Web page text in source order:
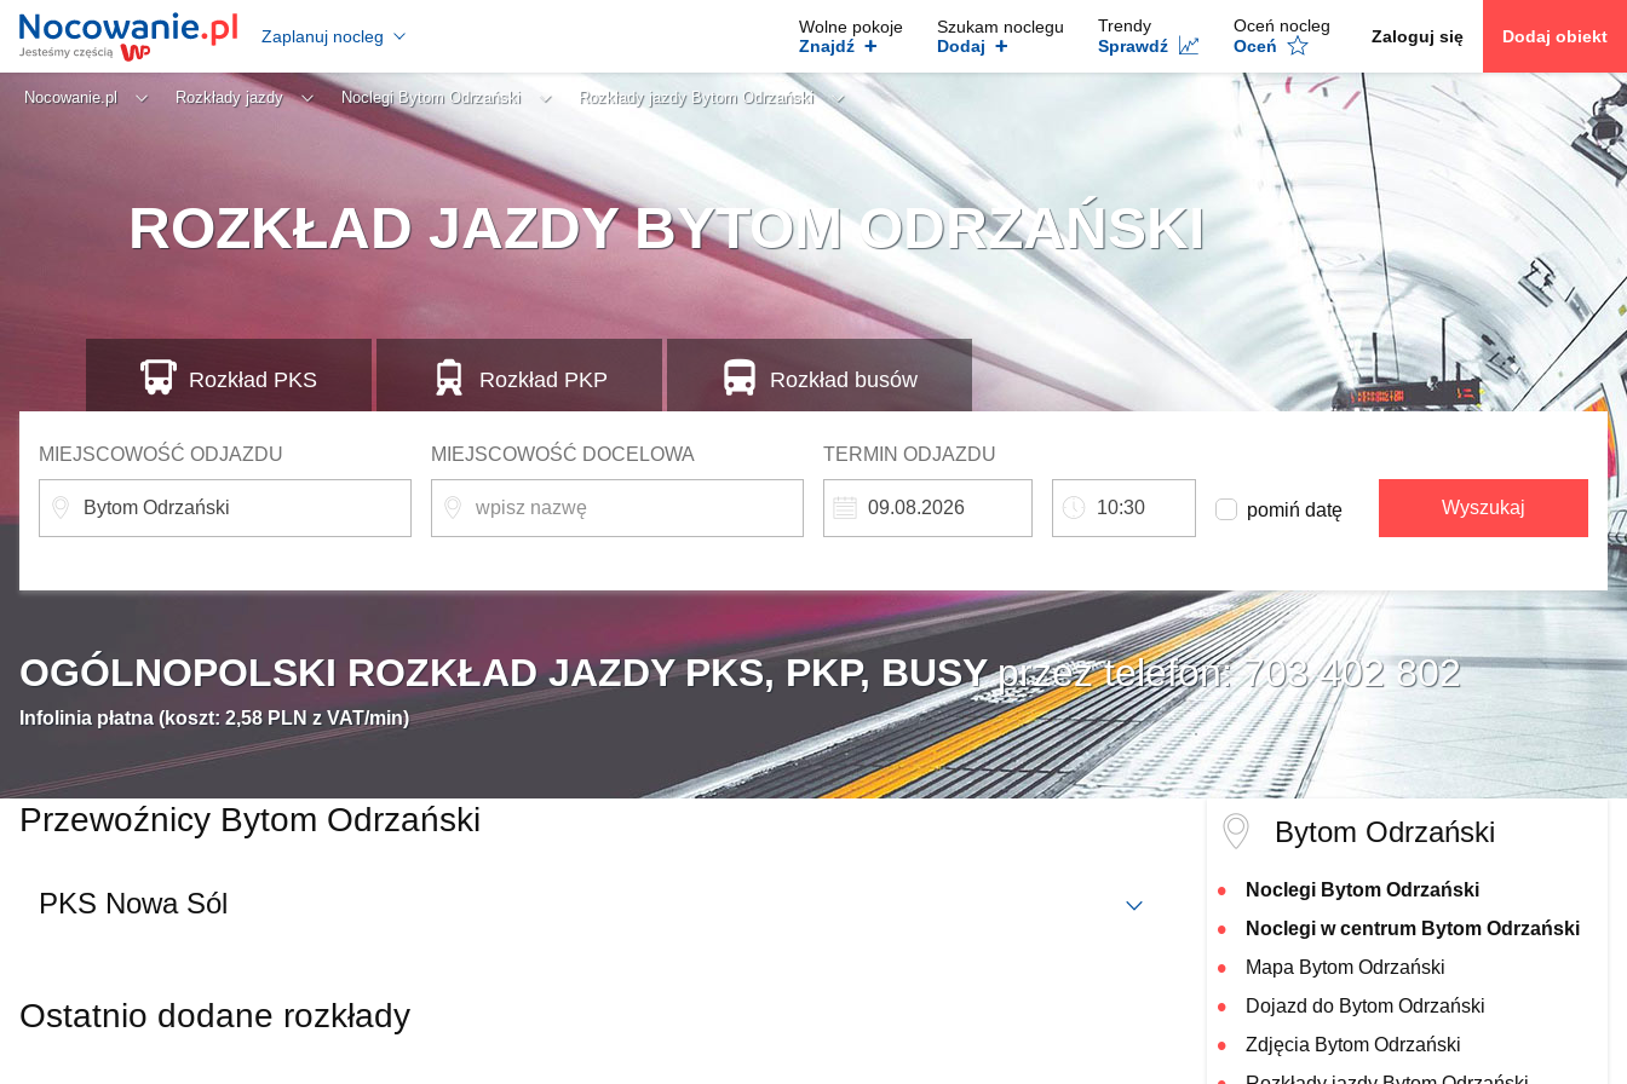
Zaplanuj nocleg
Wolne pokoje
Znajdź +
Szukam noclegu
Dodaj +
Trendy
Sprawdź
Oceń nocleg
Oceń
Zaloguj się Dodaj obiekt
Nocowanie.pl Rozkłady jazdy Noclegi Bytom Odrzański Rozkłady jazdy Bytom Odrzański
ROZKŁAD JAZDY BYTOM ODRZAŃSKI
MIEJSCOWOŚĆ ODJAZDU MIEJSCOWOŚĆ DOCELOWA TERMIN ODJAZDU
pomiń datę Wyszukaj
Rozkład PKS Rozkład PKP Rozkład busów
OGÓLNOPOLSKI ROZKŁAD JAZDY PKS, PKP, BUSY przez telefon: 703 402 802
Infolinia płatna (koszt: 2,58 PLN z VAT/min)
Przewoźnicy Bytom Odrzański
PKS Nowa Sól
Ostatnio dodane rozkłady
Bytom Odrzański
Noclegi Bytom Odrzański
Noclegi w centrum Bytom Odrzański
Mapa Bytom Odrzański
Dojazd do Bytom Odrzański
Zdjęcia Bytom Odrzański